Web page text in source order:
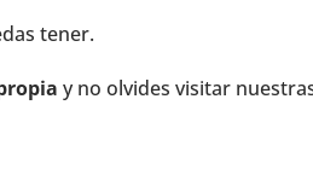
tener.
y no olvides visitar